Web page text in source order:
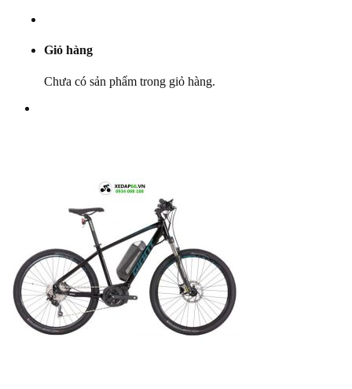
Giỏ hàng
Chưa có sản phẩm trong giỏ hàng.